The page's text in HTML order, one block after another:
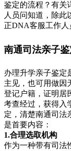
鉴定的流程？有关
人员问知道，除此
正DNA客服工作人
南通司法亲子
办理升学亲子鉴定
主见，也可用做因
登记户籍，证明居
考查经过，获得入
定，清楚南通司法
是首要内容：
1.合理选取机构
作为一种带有司法